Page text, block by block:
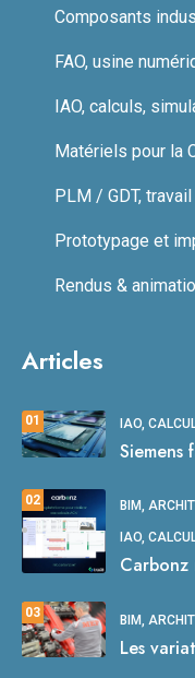
Composants
FAO, usine
IAO, calculs,
Matériels pour la
PLM / GDT,
Prototypage et
Rendus &
Articles
01 IAO,
Siemens
02 BIM,
IAO,
Carbonz
03 BIM,
Les